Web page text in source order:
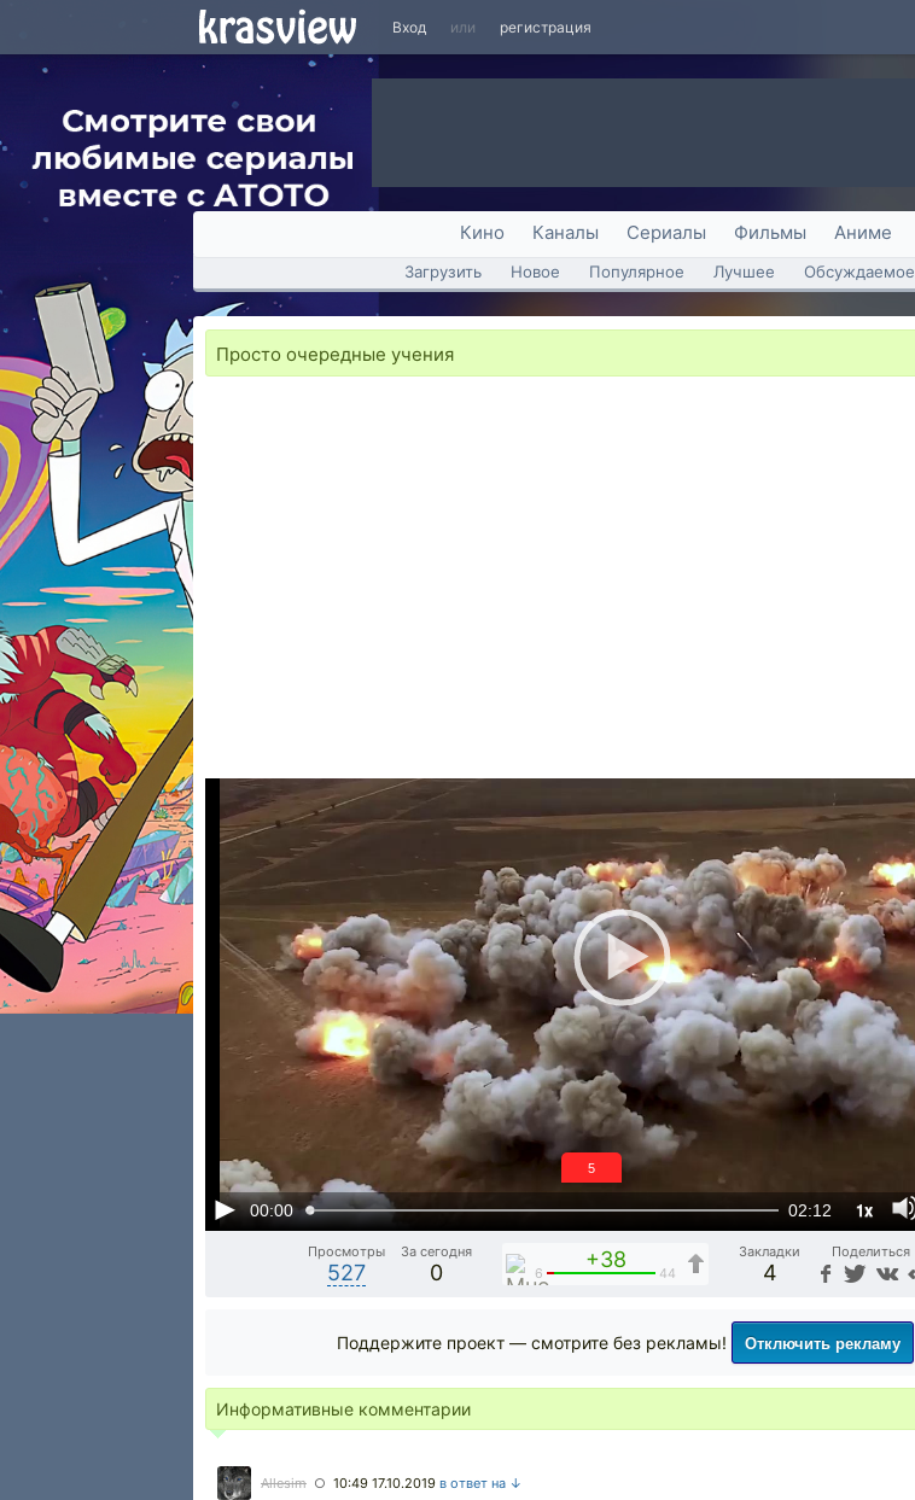
Вход или регистрация
Кино Каналы Сериалы Фильмы Аниме
Загрузить Новое Популярное Лучшее Обсуждаемое
Просто очередные учения
00:00 02:12 1x
4
Просмотры
527
За сегодня
0
+38
6 44
Закладки
4
Поделиться
Поддержите проект — смотрите без рекламы! Отключить рекламу
Информативные комментарии
Allesim ○ 10:49 17.10.2019 в ответ на ↓